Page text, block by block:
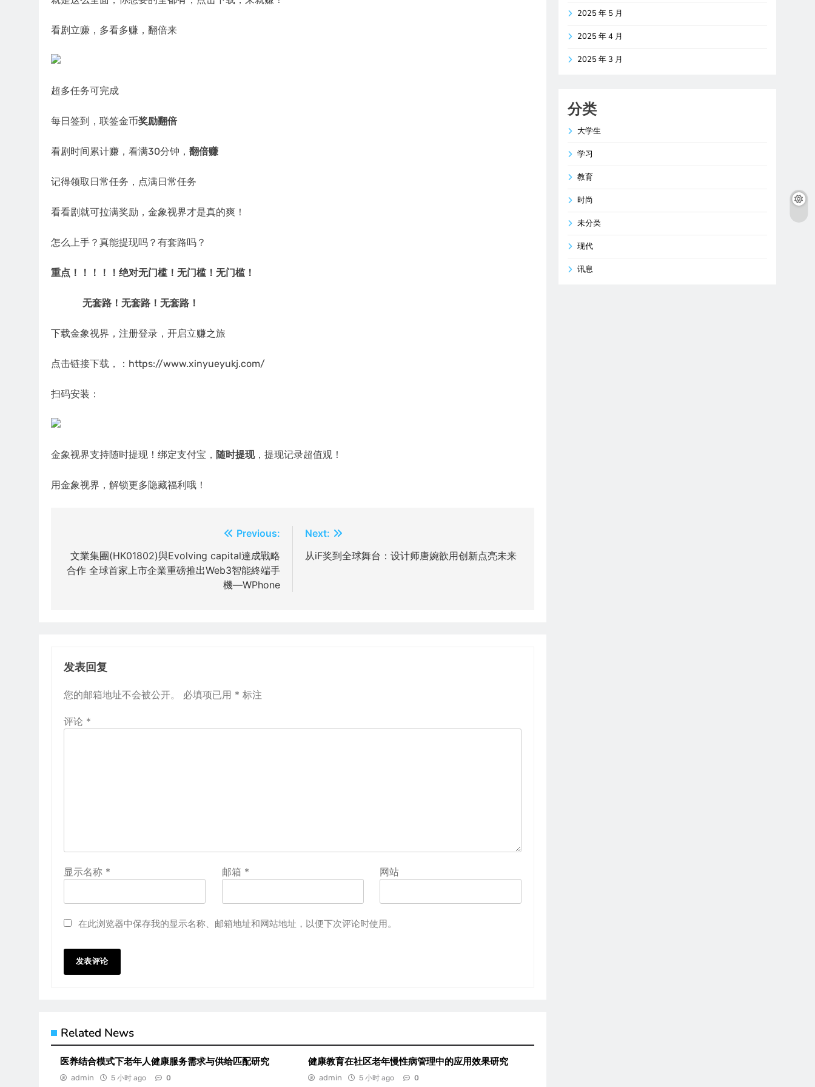
看剧立赚，多看多赚，翻倍来
超多任务可完成
每日签到，联签金币奖励翻倍
看剧时间累计赚，看满30分钟， 翻倍赚
记得领取日常任务，点满日常任务
看看剧就可拉满奖励，金象视界才是真的爽！
怎么上手？真能提现吗？有套路吗？
重点 ！！！！！ 绝对无门槛！无门槛！无门槛！
无套路！无套路！无套路！
下载金象视界，注册登录，开启立赚之旅
点击链接下载，：https://www.xinyueyukj.com/
扫码安装：
金象视界支持随时提现！绑定支付宝， 随时提现，提现记录超值观！
用金象视界，解锁更多隐藏福利哦！
章
导
Previous:
文業集團(HK01802)與Evolving capital達成戰略
合作 全球首家上市企業重磅推出Web3智能終端手
機—WPhone
Next:
从iF奖到全球舞台：设计师唐婉歆用创新点亮未来
发表回复
您的邮箱地址不会被公开。 必填项已用 * 标注
评论 *
显示名称 * 邮箱 * 网站
在此浏览器中保存我的显示名称、邮箱地址和网站地址，以便下次评论时使用。
Related News
医养结合模式下老年人健康服务需求与供给匹配研究
admin 5 小时 ago 0
健康教育在社区老年慢性病管理中的应用效果研究
admin 5 小时 ago 0
2025 年 5 月
2025 年 4 月
2025 年 3 月
分类
大学生
学习
教育
时尚
未分类
现代
讯息